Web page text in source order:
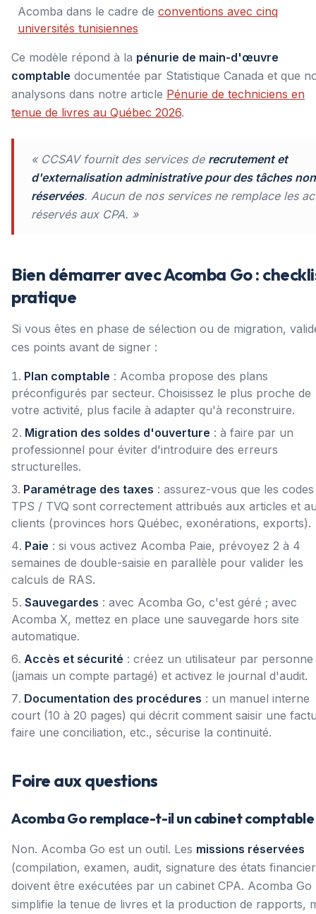
Acomba dans le cadre de conventions avec cinq
universités tunisiennes
Ce modèle répond à la pénurie de main-d'œuvre
comptable documentée par Statistique Canada et que
analysons dans notre article Pénurie de techniciens en
tenue de livres au Québec 2026.
« CCSAV fournit des services de recrutement et
d'externalisation administrative pour des tâches non
réservées. Aucun de nos services ne remplace les
réservés aux CPA. »
Bien démarrer avec Acomba Go :
pratique
Si vous êtes en phase de sélection ou de migration,
ces points avant de signer :
Plan comptable : Acomba propose des plans
préconfigurés par secteur. Choisissez le plus proche de
votre activité, plus facile à adapter qu'à reconstruire.
Migration des soldes d'ouverture : à faire par un
professionnel pour éviter d'introduire des erreurs
structurelles.
Paramétrage des taxes : assurez-vous que les codes
TPS / TVQ sont correctement attribués aux articles et
clients (provinces hors Québec, exonérations, exports).
Paie : si vous activez Acomba Paie, prévoyez 2 à 4
semaines de double-saisie en parallèle pour valider les
calculs de RAS.
Sauvegardes : avec Acomba Go, c'est géré ; avec
Acomba X, mettez en place une sauvegarde hors site
automatique.
Accès et sécurité : créez un utilisateur par personne
(jamais un compte partagé) et activez le journal d'audit.
Documentation des procédures : un manuel interne
court (10 à 20 pages) qui décrit comment saisir une
faire une conciliation, etc., sécurise la continuité.
Foire aux questions
Acomba Go remplace-t-il un cabinet comptable
Non. Acomba Go est un outil. Les missions réservées
(compilation, examen, audit, signature des états
doivent être exécutées par un cabinet CPA. Acomba Go
simplifie la tenue de livres et la production de rapports,